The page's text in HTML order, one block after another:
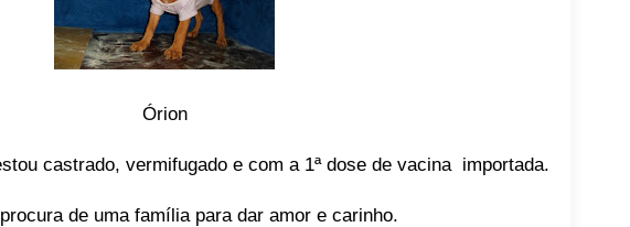
Órion
castrado, vermifugado e com a 1ª dose de vacina importada.
de uma família para dar amor e carinho.